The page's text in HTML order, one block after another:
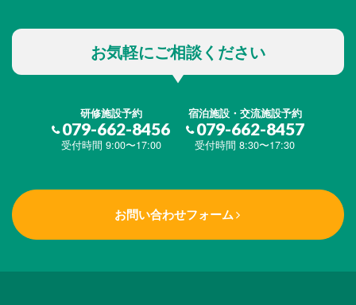
お気軽にご相談ください
研修施設予約
079-662-8456
受付時間 9:00〜17:00
宿泊施設・交流施設予約
079-662-8457
受付時間 8:30〜17:30
お問い合わせフォーム